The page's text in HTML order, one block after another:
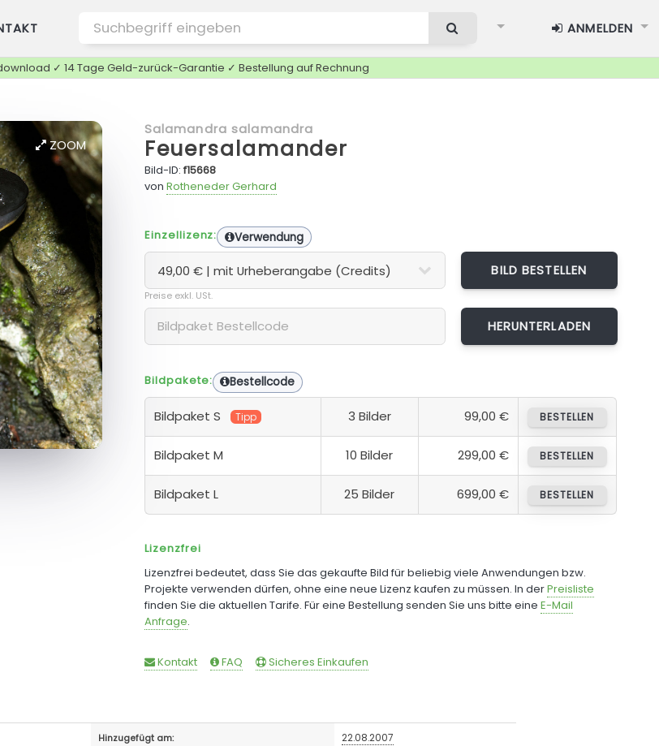
ANMELDEN
✓ 14 Tage Geld-zurück-Garantie ✓ Bestellung auf Rechnung
ZOOM
Salamandra salamandra
Feuersalamander
Bild-ID:f15668
von Rotheneder Gerhard
Einzellizenz: Verwendung
BILD BESTELLEN
Preise exkl. USt.
Bildpakete: Bestellcode
Bildpaket S Tipp 3 Bilder 99,00 € BESTELLEN
Bildpaket M 10 Bilder 299,00 € BESTELLEN
Bildpaket L 25 Bilder 699,00 € BESTELLEN
Lizenzfrei
Lizenzfrei bedeutet, dass Sie das gekaufte Bild für beliebig viele Anwendungen bzw.
Projekte verwenden dürfen, ohne eine neue Lizenz kaufen zu müssen. In derPreisliste
finden Sie die aktuellen Tarife. Für eine Bestellung senden Sie uns bitte eine E-Mail
Anfrage.
Kontakt FAQ Sicheres Einkaufen
Hinzugefügt am: 22.08.2007